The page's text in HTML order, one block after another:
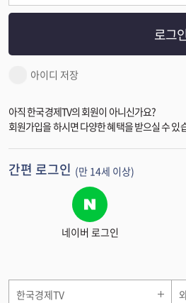
로그
아이디 저장
아직 한국경제TV의 회원이 아니신가요?
회원가입을 하시면 다양한 혜택을 받으실 수 있
간편 로그인 (만 14세 이상)
네이버 로그인
한국경제TV